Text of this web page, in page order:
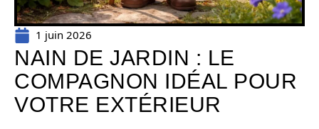
1 juin 2026
NAIN DE JARDIN : LE
COMPAGNON IDÉAL POUR
VOTRE EXTÉRIEUR